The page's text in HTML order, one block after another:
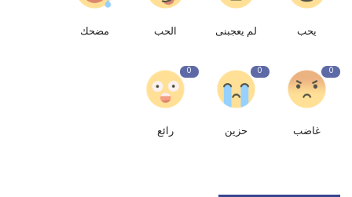
يحب لم يعجبنى الحب مضحك
0
غاضب
0
حزين
0
رائع